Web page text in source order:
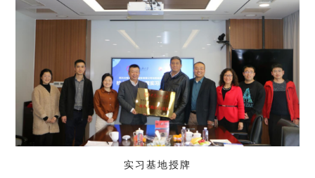
实习基地授牌